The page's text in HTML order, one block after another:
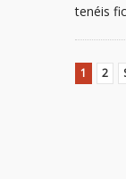
tenéis
1 2